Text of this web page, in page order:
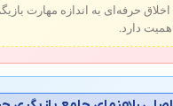
حرفه‌ای به اندازه مهارت
دارد.